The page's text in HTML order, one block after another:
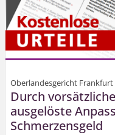
Oberlandesgericht Frankfurt
Durch
ausgelöste
Schmerzensgeld